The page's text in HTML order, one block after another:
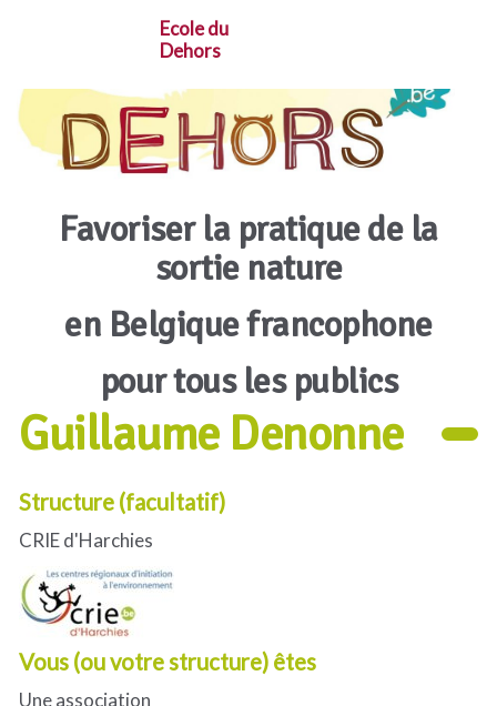
Ecole du
Dehors
Favoriser la pratique de la
sortie nature
en Belgique francophone
pour tous les publics
Guillaume Denonne
Structure (facultatif)
CRIE d'Harchies
Vous (ou votre structure) êtes
Une association